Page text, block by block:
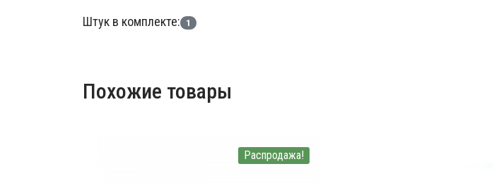
Штук в комплекте: 1
Похожие товары
Распродажа!